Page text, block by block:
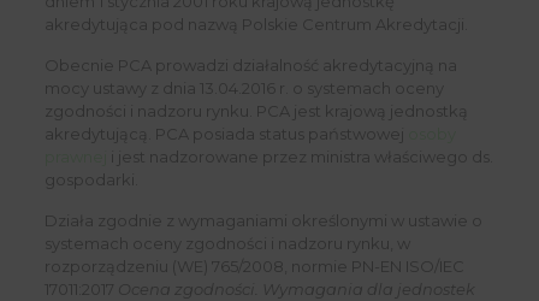
akredytująca pod nazwą Polskie Centrum Akredytacji.
Obecnie PCA prowadzi działalność akredytacyjną na
mocy ustawy z dnia 13.04.2016 r. o systemach oceny
zgodności i nadzoru rynku. PCA jest krajową jednostką
akredytującą. PCA posiada status państwowej
i jest nadzorowane przez ministra właściwego ds.
gospodarki.
Działa zgodnie z wymaganiami określonymi w ustawie o
systemach oceny zgodności i nadzoru rynku, w
rozporządzeniu (WE) 765/2008, normie PN-EN ISO/IEC
17011:2017 Ocena zgodności. Wymagania dla jednostek